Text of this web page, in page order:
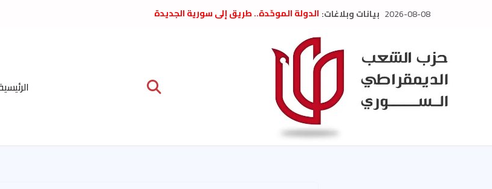
2026-08-08 بيانات وبلاغات: الدولة الموحّدة.. طريق إلى سورية الجديدة
تعزية بوفاة المناضل حسن عبدالعظيم الأمين
العام السابق لحزب الاتحاد الاشتراكي العربي
الديمقراطي
بلاغ صادر عن اجتماع اللجنة المركزية نيسان
الحرب الأمريكية الإسرائيلية على نظام الملالي
في إيران .. بيان من حزب الشعب الديمقراطي
السوري